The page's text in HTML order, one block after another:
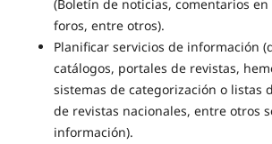
(Boletín de noticias, comentarios
foros, entre otros).
Planificar servicios de información
catálogos, portales de revistas,
sistemas de categorización o listas
de revistas nacionales, entre otros
información).